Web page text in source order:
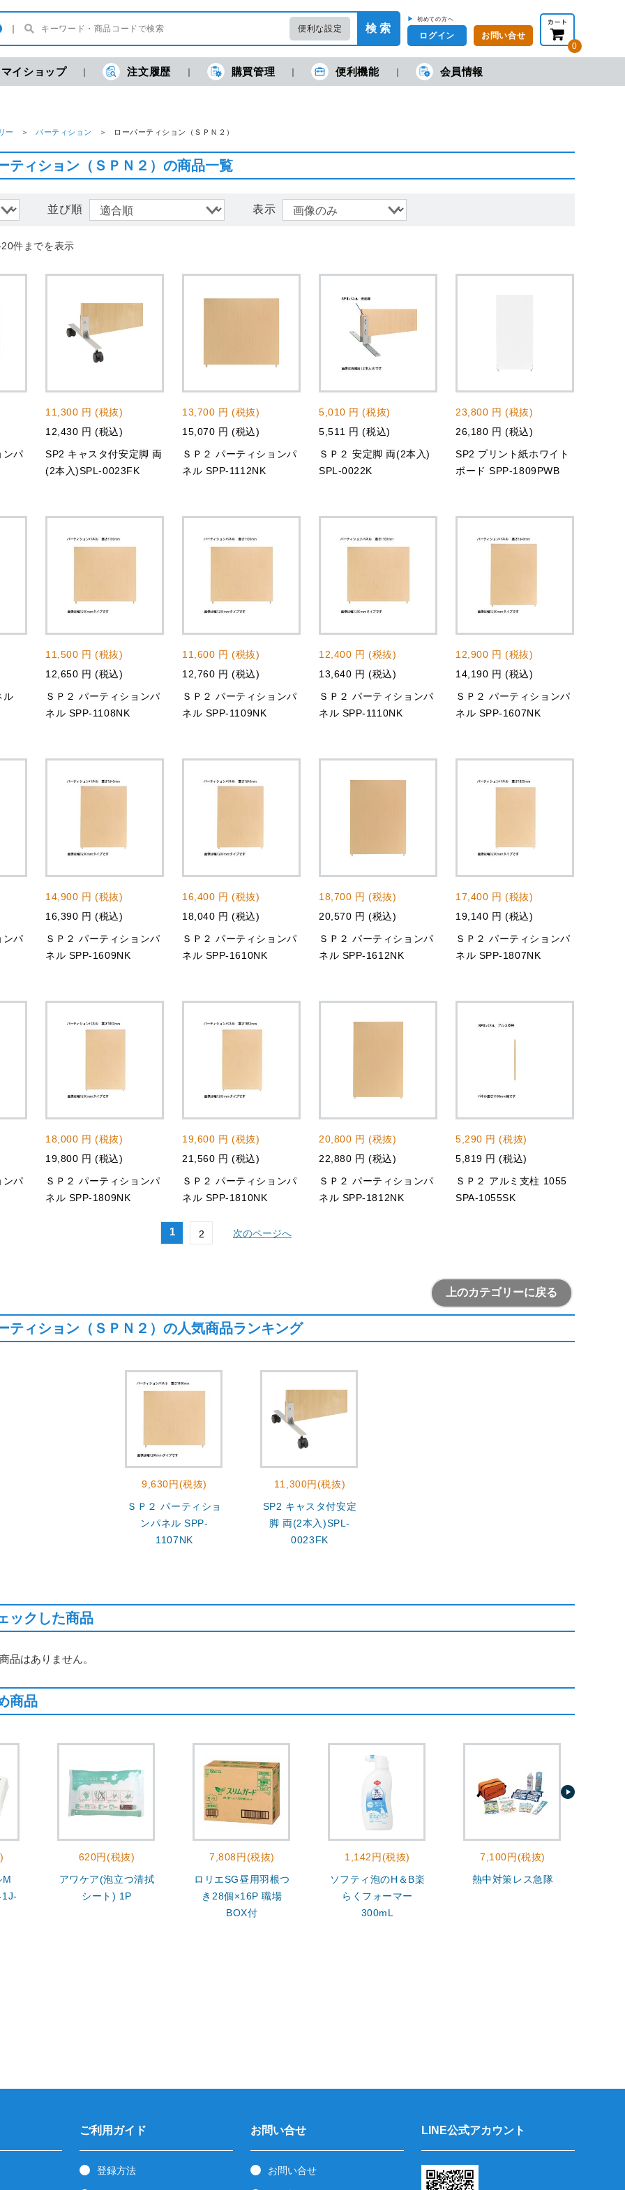
便利な設定 検 索
▶ 初めての方へ
ログイン
お問い合せ
0
現在の金額合計： 円 (税抜) 円(税込)
マイショップ 注文履歴 購買管理 便利機能 会員情報
ー パーティション ローパーティション（ＳＰＮ２）
ティション（ＳＰＮ２）の商品一覧
並び順 表示
件までを表示
ンパ
11,300 円 (税抜)
12,430 円 (税込)
SP2 キャスタ付安定脚 両
(2本入)SPL-0023FK
13,700 円 (税抜)
15,070 円 (税込)
ＳＰ２ パーティションパ
ネル SPP-1112NK
5,010 円 (税抜)
5,511 円 (税込)
ＳＰ２ 安定脚 両(2本入)
SPL-0022K
23,800 円 (税抜)
26,180 円 (税込)
SP2 プリント紙ホワイト
ボード SPP-1809PWB
ル
11,500 円 (税抜)
12,650 円 (税込)
ＳＰ２ パーティションパ
ネル SPP-1108NK
11,600 円 (税抜)
12,760 円 (税込)
ＳＰ２ パーティションパ
ネル SPP-1109NK
12,400 円 (税抜)
13,640 円 (税込)
ＳＰ２ パーティションパ
ネル SPP-1110NK
12,900 円 (税抜)
14,190 円 (税込)
ＳＰ２ パーティションパ
ネル SPP-1607NK
ンパ
14,900 円 (税抜)
16,390 円 (税込)
ＳＰ２ パーティションパ
ネル SPP-1609NK
16,400 円 (税抜)
18,040 円 (税込)
ＳＰ２ パーティションパ
ネル SPP-1610NK
18,700 円 (税抜)
20,570 円 (税込)
ＳＰ２ パーティションパ
ネル SPP-1612NK
17,400 円 (税抜)
19,140 円 (税込)
ＳＰ２ パーティションパ
ネル SPP-1807NK
ンパ
18,000 円 (税抜)
19,800 円 (税込)
ＳＰ２ パーティションパ
ネル SPP-1809NK
19,600 円 (税抜)
21,560 円 (税込)
ＳＰ２ パーティションパ
ネル SPP-1810NK
20,800 円 (税抜)
22,880 円 (税込)
ＳＰ２ パーティションパ
ネル SPP-1812NK
5,290 円 (税抜)
5,819 円 (税込)
ＳＰ２ アルミ支柱 1055
SPA-1055SK
1 2 次のページへ
上のカテゴリーに戻る
ティション（ＳＰＮ２）の人気商品ランキング
9,630円(税抜)
ＳＰ２ パーティショ
ンパネル SPP-
1107NK
11,300円(税抜)
SP2 キャスタ付安定
脚 両(2本入)SPL-
0023FK
ックした商品
品はありません。
商品
M
620円(税抜)
アワケア(泡立つ清拭
シート) 1P
7,808円(税抜)
ロリエSG昼用羽根つ
き28個×16P 職場
BOX付
1,142円(税抜)
ソフティ泡のH＆B楽
らくフォーマー
300mL
7,100円(税抜)
熱中対策レス急隊
ご利用ガイド
登録方法
お問い合せ
お問い合せ
LINE公式アカウント